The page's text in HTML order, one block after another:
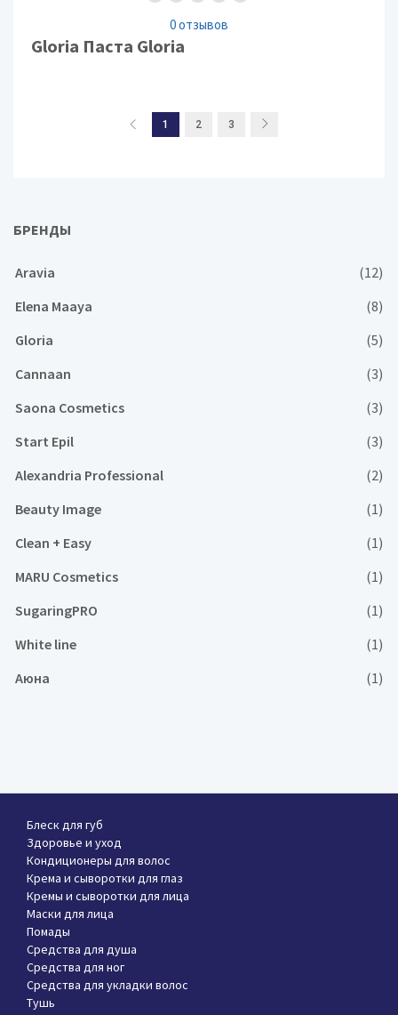
0 отзывов
Gloria Паста Gloria
1 2 3
БРЕНДЫ
Aravia
(12)
Elena Maaya
(8)
Gloria
(5)
Cannaan
(3)
Saona Cosmetics
(3)
Start Epil
(3)
Alexandria Professional
(2)
Beauty Image
(1)
Clean + Easy
(1)
MARU Cosmetics
(1)
SugaringPRO
(1)
White line
(1)
Аюна
(1)
Блеск для губ
Здоровье и уход
Кондиционеры для волос
Крема и сыворотки для глаз
Кремы и сыворотки для лица
Маски для лица
Помады
Средства для душа
Средства для ног
Средства для укладки волос
Тушь